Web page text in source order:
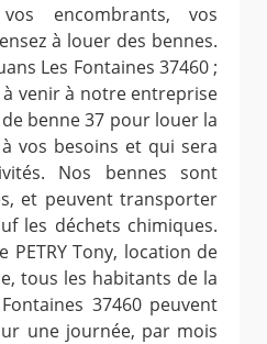
encombrants, vos
à louer des bennes.
Les Fontaines 37460 ;
à venir à notre entreprise
de benne 37 pour louer la
vos besoins et qui sera
Nos bennes sont
et peuvent transporter
les déchets chimiques.
PETRY Tony, location de
tous les habitants de la
37460 peuvent
une journée, par mois